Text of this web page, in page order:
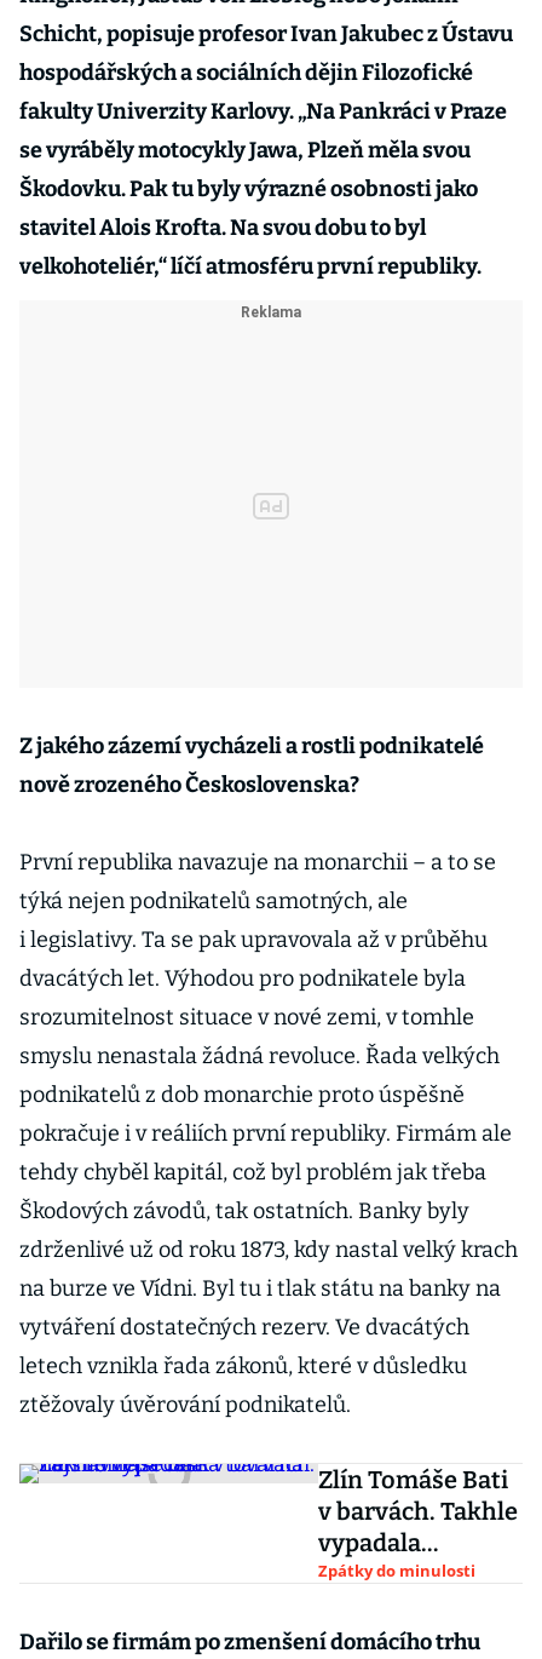
Schicht, popisuje profesor Ivan Jakubec z Ústavu
hospodářských a sociálních dějin Filozofické
fakulty Univerzity Karlovy. „Na Pankráci v Praze
se vyráběly motocykly Jawa, Plzeň měla svou
Škodovku. Pak tu byly výrazné osobnosti jako
stavitel Alois Krofta. Na svou dobu to byl
velkohoteliér,“ líčí atmosféru první republiky.
Z jakého zázemí vycházeli a rostli podnikatelé
nově zrozeného Československa?
První republika navazuje na monarchii – a to se
týká nejen podnikatelů samotných, ale
i legislativy. Ta se pak upravovala až v průběhu
dvacátých let. Výhodou pro podnikatele byla
srozumitelnost situace v nové zemi, v tomhle
smyslu nenastala žádná revoluce. Řada velkých
podnikatelů z dob monarchie proto úspěšně
pokračuje i v reáliích první republiky. Firmám ale
tehdy chyběl kapitál, což byl problém jak třeba
Škodových závodů, tak ostatních. Banky byly
zdrženlivé už od roku 1873, kdy nastal velký krach
na burze ve Vídni. Byl tu i tlak státu na banky na
vytváření dostatečných rezerv. Ve dvacátých
letech vznikla řada zákonů, které v důsledku
ztěžovaly úvěrování podnikatelů.
Zlín Tomáše Bati
v barvách. Takhle
vypadala
nejslavnější
Zpátky do minulosti
Dařilo se firmám po zmenšení domácího trhu